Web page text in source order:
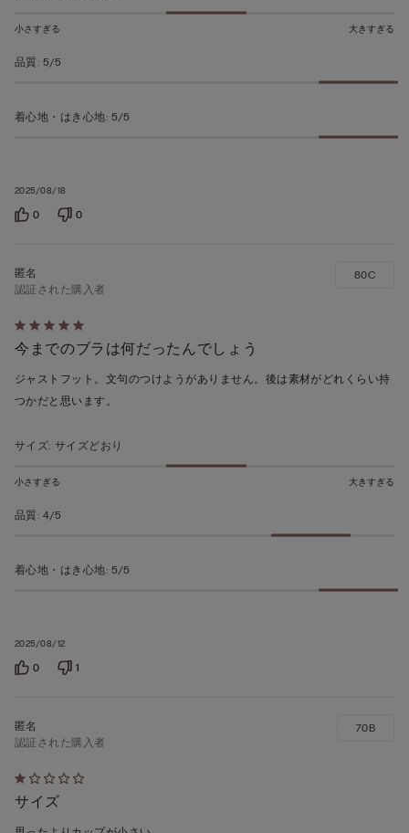
5
評
2025/08/18
小さすぎる 大きすぎる
品質: 5/5
着心地・はき心地: 5/5
0 0
5
段
階
の
ち
の
価
2025/08/12
認証された購入者
今までのブラは何だったんでしょう
ジャストフット。文句のつけようがありません。後は素材がどれくらい持
つかだと思います。
80C
サイズ: サイズどおり
小さすぎる 大きすぎる
品質: 4/5
着心地・はき心地: 5/5
0 1
5
段
階
認証された購入者
サイズ
70B